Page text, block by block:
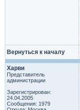
Вернуться к началу
Харви
Представитель
администрации
Зарегистрирован:
24.04.2005
Сообщения: 1979